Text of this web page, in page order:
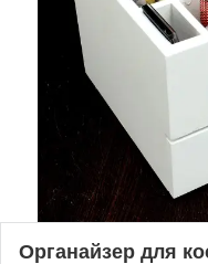
Органайзер для